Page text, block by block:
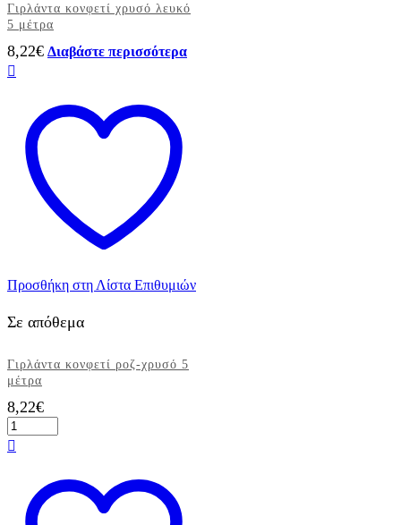
Γιρλάντα κονφετί χρυσό λευκό
5 μέτρα
8,22€ Διαβάστε περισσότερα
Προσθήκη στη Λίστα Επιθυμιών
Σε απόθεμα
Γιρλάντα κονφετί ροζ-χρυσό 5
μέτρα
8,22€
Γιρλάντα
κονφετί
ροζ-
μέτρα
ποσότητα